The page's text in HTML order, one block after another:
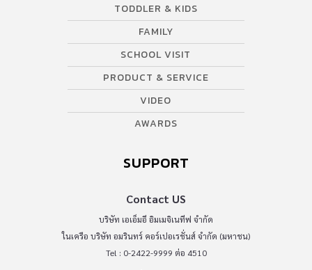
TODDLER & KIDS
FAMILY
SCHOOL VISIT
PRODUCT & SERVICE
VIDEO
AWARDS
SUPPORT
Contact US
บริษัท เอเอ็มอี อิมเมจิเนทีฟ จำกัด
ในเครือ บริษัท อมรินทร์ คอร์เปอเรชั่นส์ จำกัด (มหาชน)
Tel : 0-2422-9999 ต่อ 4510